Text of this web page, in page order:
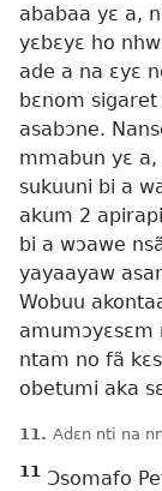
ababaa yɛ a,
yɛbɛyɛ ho
ade a na ɛyɛ
bɛnom sigaret
asabɔne.
mmabun yɛ
sukuuni bi a
akum 2
bi a wɔawe
yayaayaw
Wobuu
amumɔyɛsɛm
ntam no fã
obetumi aka
11. Adɛn nti na
11 Ɔsomafo